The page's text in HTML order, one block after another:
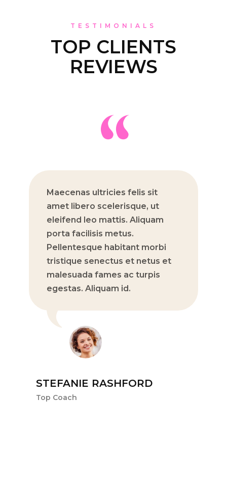
TESTIMONIALS
TOP CLIENTS
REVIEWS
Maecenas ultricies felis sit
amet libero scelerisque, ut
eleifend leo mattis. Aliquam
porta facilisis metus.
Pellentesque habitant morbi
tristique senectus et netus et
malesuada fames ac turpis
egestas. Aliquam id.
STEFANIE RASHFORD
Top Coach